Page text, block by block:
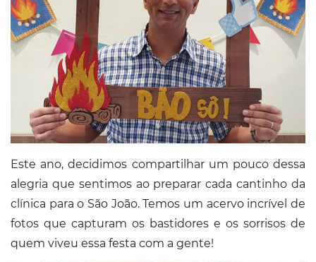
Este ano, decidimos compartilhar um pouco dessa
alegria que sentimos ao preparar cada cantinho da
clínica para o São João. Temos um acervo incrível de
fotos que capturam os bastidores e os sorrisos de
quem viveu essa festa com a gente!